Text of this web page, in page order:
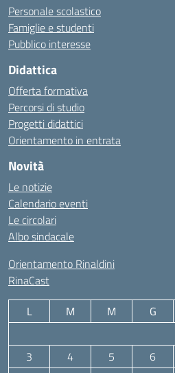
Personale scolastico
Famiglie e studenti
Pubblico interesse
Didattica
Offerta formativa
Percorsi di studio
Progetti didattici
Orientamento in entrata
Novità
Le notizie
Calendario eventi
Le circolari
Albo sindacale
Orientamento Rinaldini
RinaCast
L M M G
3
4 5 6